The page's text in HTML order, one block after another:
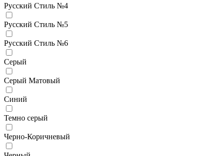
Русский Стиль №4
Русский Стиль №5
Русский Стиль №6
Серый
Серый Матовый
Синий
Темно серый
Черно-Коричневый